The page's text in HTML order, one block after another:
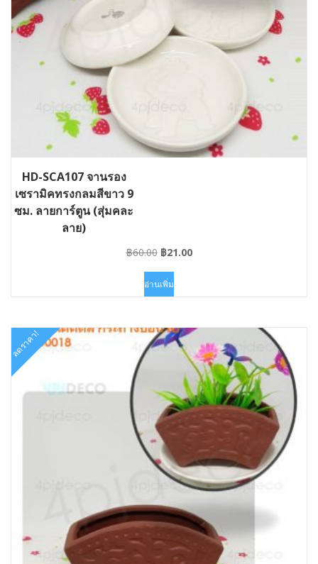
HD-SCA107 จานรอง
เซรามิคทรงกลมสีขาว 9
ซม. ลายการ์ตูน (สุ่มคละ
ลาย)
฿60.00 Original
was:
฿60.00.
฿21.00Current
อ่านเพิ่ม
ลดราคา!